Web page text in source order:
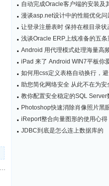
自动完成Oracle客户端的安装及
漫谈asp.net设计中的性能优化问
让登录注册表时 保持在根目录状
浅谈Oracle ERP上线准备的五条
Android 用代理模式处理海量高
iPad 来了 Android WIN7平板你
如何用css定义表格自动换行，
助您简化网络安全 从此不在为安
教你配置安全稳定的SQL Server
Photoshop快速消除肖像照片黑
iReport整合向量图形的使用心得
JDBC到底是怎么连上数据库的